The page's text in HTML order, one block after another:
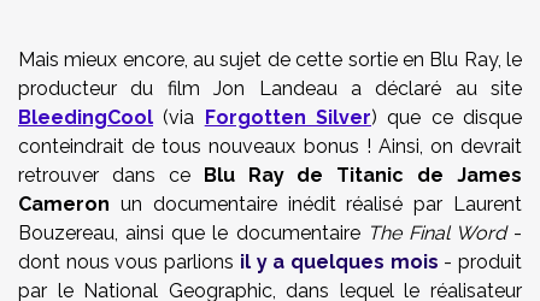
Mais mieux encore, au sujet de cette sortie en Blu Ray, le
producteur du film Jon Landeau a déclaré au site
BleedingCool (via Forgotten Silver) que ce disque
conteindrait de tous nouveaux bonus ! Ainsi, on devrait
retrouver dans ce Blu Ray de Titanic de James
Cameron un documentaire inédit réalisé par Laurent
Bouzereau, ainsi que le documentaire The Final Word-
dont nous vous parlions il y a quelques mois - produit
par le National Geographic, dans lequel le réalisateur